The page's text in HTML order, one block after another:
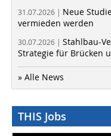
31.07.2026 | Neue
vermieden werden
30.07.2026 | Stahlbau-
Strategie für Brücken
» Alle News
THIS Jobs